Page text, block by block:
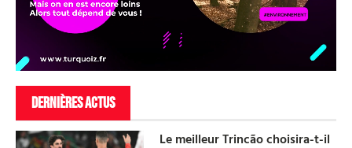
DERNIÈRES ACTUS
Le meilleur Trincão choisira-t-il